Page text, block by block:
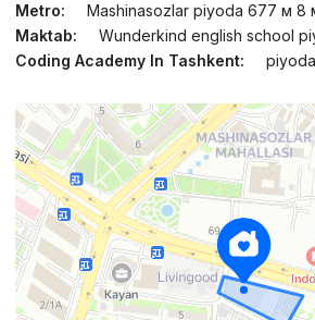
Metro:
Mashinasozlar piyoda 677 м 8
Maktab:
Wunderkind english school
Coding Academy In Tashkent: